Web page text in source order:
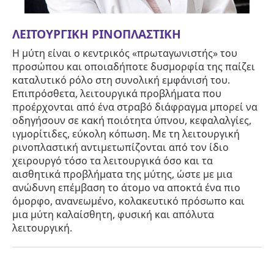
ΛΕΙΤΟΥΡΓΙΚΗ ΡΙΝΟΠΛΑΣΤΙΚΗ
Η μύτη είναι ο κεντρικός «πρωταγωνιστής» του
προσώπου και οποιαδήποτε δυσμορφία της παίζει
καταλυτικό ρόλο στη συνολική εμφάνισή του.
Επιπρόσθετα, λειτουργικά προβλήματα που
προέρχονται από ένα στραβό διάφραγμα μπορεί να
οδηγήσουν σε κακή ποιότητα ύπνου, κεφαλαλγίες,
ιγμορίτιδες, εύκολη κόπωση. Με τη λειτουργική
ρινοπλαστική αντιμετωπίζονται από τον ίδιο
χειρουργό τόσο τα λειτουργικά όσο και τα
αισθητικά προβλήματα της μύτης, ώστε με μια
ανώδυνη επέμβαση το άτομο να αποκτά ένα πιο
όμορφο, ανανεωμένο, κολακευτικό πρόσωπο και
μια μύτη καλαίσθητη, φυσική και απόλυτα
λειτουργική.